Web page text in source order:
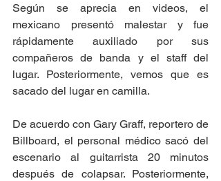
Según se aprecia en videos, el
mexicano presentó malestar y fue
rápidamente auxiliado por sus
compañeros de banda y el staff del
lugar. Posteriormente, vemos que es
sacado del lugar en camilla.
De acuerdo con Gary Graff, reportero de
Billboard, el personal médico sacó del
escenario al guitarrista 20 minutos
después de colapsar. Posteriormente,